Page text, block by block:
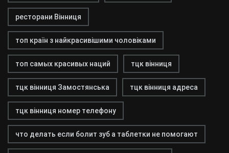
ресторани Вінниця
топ країн з найкрасивішими чоловіками
топ самых красивых наций тцк вінниця
тцк вінниця Замостянська тцк вінниця адреса
тцк вінниця номер телефону
что делать если болит зуб а таблетки не помогают